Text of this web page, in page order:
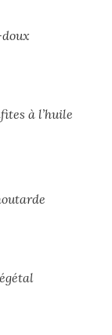
à l’huile